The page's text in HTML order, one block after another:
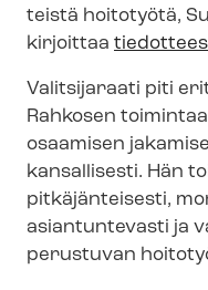
teis­tä hoitotyötä,
kirjoittaa
Valitsijaraati piti
Rahkosen
osaamisen
kansallisesti. Hän
pitkäjänteisesti,
asiantuntevasti ja
perustuvan